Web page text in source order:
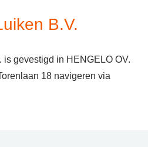
B.V.
is gevestigd in HENGELO OV.
18 navigeren via